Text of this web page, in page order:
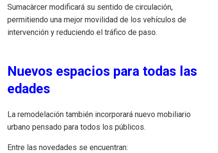
Sumacàrcer modificará su sentido de circulación,
permitiendo una mejor movilidad de los vehículos de
intervención y reduciendo el tráfico de paso.
Nuevos espacios para todas las
edades
La remodelación también incorporará nuevo mobiliario
urbano pensado para todos los públicos.
Entre las novedades se encuentran: